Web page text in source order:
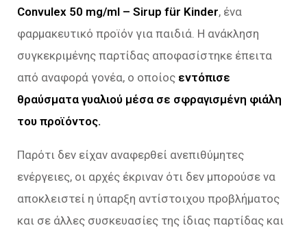
Convulex 50 mg/ml – Sirup für Kinder, ένα
φαρμακευτικό προϊόν για παιδιά. Η ανάκληση
συγκεκριμένης παρτίδας αποφασίστηκε έπειτα
από αναφορά γονέα, ο οποίος εντόπισε
θραύσματα γυαλιού μέσα σε σφραγισμένη φιάλη
του προϊόντος.
Παρότι δεν είχαν αναφερθεί ανεπιθύμητες
ενέργειες, οι αρχές έκριναν ότι δεν μπορούσε να
αποκλειστεί η ύπαρξη αντίστοιχου προβλήματος
και σε άλλες συσκευασίες της ίδιας παρτίδας και